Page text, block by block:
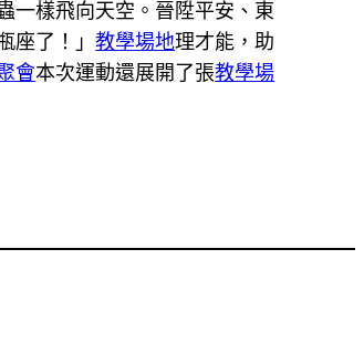
一樣飛向天空。晉陞平安、東
座了！」教學場地理才能，助
會本次運動還展開了張教學場